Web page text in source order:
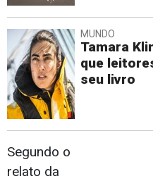
MUNDO
Tamara
que
seu livro
Segundo o
relato da